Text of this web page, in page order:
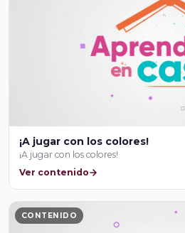
¡A jugar con los colores!
¡A jugar con los colores!
Ver contenido
CONTENIDO